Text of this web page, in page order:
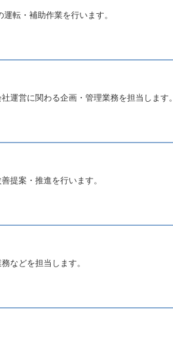
転・補助作業を行います。
運営に関わる企画・管理業務を担当します。
提案・推進を行います。
などを担当します。